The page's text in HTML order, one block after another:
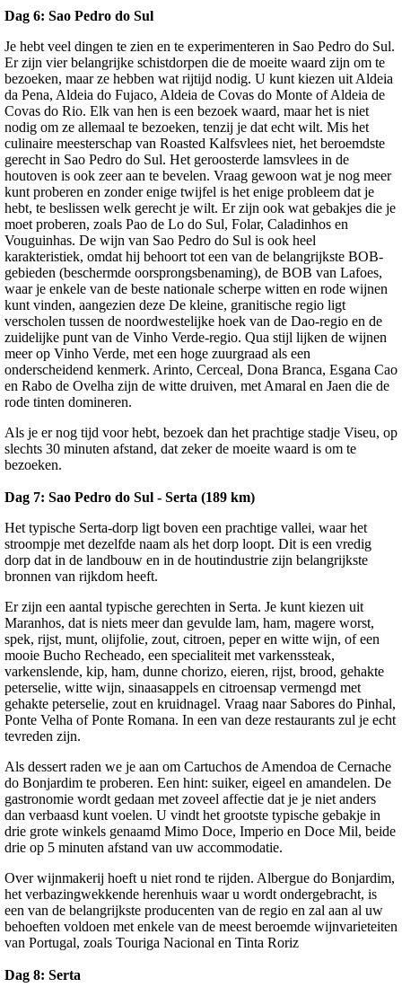
Dag 6: Sao Pedro do Sul
Je hebt veel dingen te zien en te experimenteren in Sao Pedro do Sul.
Er zijn vier belangrijke schistdorpen die de moeite waard zijn om te
bezoeken, maar ze hebben wat rijtijd nodig. U kunt kiezen uit Aldeia
da Pena, Aldeia do Fujaco, Aldeia de Covas do Monte of Aldeia de
Covas do Rio. Elk van hen is een bezoek waard, maar het is niet
nodig om ze allemaal te bezoeken, tenzij je dat echt wilt. Mis het
culinaire meesterschap van Roasted Kalfsvlees niet, het beroemdste
gerecht in Sao Pedro do Sul. Het geroosterde lamsvlees in de
houtoven is ook zeer aan te bevelen. Vraag gewoon wat je nog meer
kunt proberen en zonder enige twijfel is het enige probleem dat je
hebt, te beslissen welk gerecht je wilt. Er zijn ook wat gebakjes die je
moet proberen, zoals Pao de Lo do Sul, Folar, Caladinhos en
Vouguinhas. De wijn van Sao Pedro do Sul is ook heel
karakteristiek, omdat hij behoort tot een van de belangrijkste BOB-
gebieden (beschermde oorsprongsbenaming), de BOB van Lafoes,
waar je enkele van de beste nationale scherpe witten en rode wijnen
kunt vinden, aangezien deze De kleine, granitische regio ligt
verscholen tussen de noordwestelijke hoek van de Dao-regio en de
zuidelijke punt van de Vinho Verde-regio. Qua stijl lijken de wijnen
meer op Vinho Verde, met een hoge zuurgraad als een
onderscheidend kenmerk. Arinto, Cerceal, Dona Branca, Esgana Cao
en Rabo de Ovelha zijn de witte druiven, met Amaral en Jaen die de
rode tinten domineren.
Als je er nog tijd voor hebt, bezoek dan het prachtige stadje Viseu, op
slechts 30 minuten afstand, dat zeker de moeite waard is om te
bezoeken.
Dag 7: Sao Pedro do Sul - Serta (189 km)
Het typische Serta-dorp ligt boven een prachtige vallei, waar het
stroompje met dezelfde naam als het dorp loopt. Dit is een vredig
dorp dat in de landbouw en in de houtindustrie zijn belangrijkste
bronnen van rijkdom heeft.
Er zijn een aantal typische gerechten in Serta. Je kunt kiezen uit
Maranhos, dat is niets meer dan gevulde lam, ham, magere worst,
spek, rijst, munt, olijfolie, zout, citroen, peper en witte wijn, of een
mooie Bucho Recheado, een specialiteit met varkenssteak,
varkenslende, kip, ham, dunne chorizo, eieren, rijst, brood, gehakte
peterselie, witte wijn, sinaasappels en citroensap vermengd met
gehakte peterselie, zout en kruidnagel. Vraag naar Sabores do Pinhal,
Ponte Velha of Ponte Romana. In een van deze restaurants zul je echt
tevreden zijn.
Als dessert raden we je aan om Cartuchos de Amendoa de Cernache
do Bonjardim te proberen. Een hint: suiker, eigeel en amandelen. De
gastronomie wordt gedaan met zoveel affectie dat je je niet anders
dan verbaasd kunt voelen. U vindt het grootste typische gebakje in
drie grote winkels genaamd Mimo Doce, Imperio en Doce Mil, beide
drie op 5 minuten afstand van uw accommodatie.
Over wijnmakerij hoeft u niet rond te rijden. Albergue do Bonjardim,
het verbazingwekkende herenhuis waar u wordt ondergebracht, is
een van de belangrijkste producenten van de regio en zal aan al uw
behoeften voldoen met enkele van de meest beroemde wijnvarieteiten
van Portugal, zoals Touriga Nacional en Tinta Roriz
Dag 8: Serta